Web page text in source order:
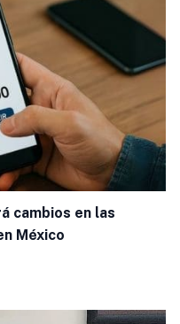
cambios en las
México